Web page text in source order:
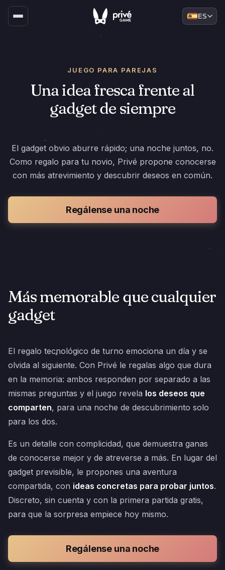
ES
JUEGO PARA PAREJAS
Una idea fresca frente al
gadget de siempre
El gadget obvio aburre rápido; una noche juntos, no.
Como regalo para tu novio, Privé propone conocerse
con más atrevimiento y descubrir deseos en común.
Regálense una noche
Más memorable que cualquier
gadget
El regalo tecnológico de turno emociona un día y se
olvida al siguiente. Con Privé le regalas algo que dura
en la memoria: ambos responden por separado a las
mismas preguntas y el juego revela los deseos que
comparten, para una noche de descubrimiento solo
para los dos.
Es un detalle con complicidad, que demuestra ganas
de conocerse mejor y de atreverse a más. En lugar del
gadget previsible, le propones una aventura
compartida, con ideas concretas para probar juntos.
Discreto, sin cuenta y con la primera partida gratis,
para que la sorpresa empiece hoy mismo.
Regálense una noche